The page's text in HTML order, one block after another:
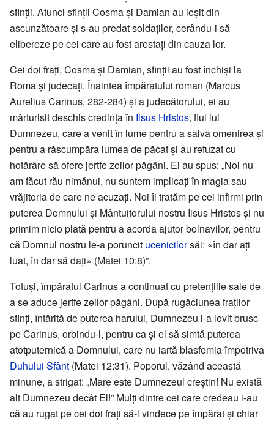
sfinții. Atunci sfinții Cosma și Damian au ieșit din
ascunzătoare și s-au predat soldaților, cerându-i să
elibereze pe cei care au fost arestați din cauza lor.
Cei doi frați, Cosma și Damian, sfinții au fost închiși la
Roma și judecați. Înaintea împăratului roman (Marcus
Aurelius Carinus, 282-284) și a judecătorului, ei au
mărturisit deschis credința în Iisus Hristos, fiul lui
Dumnezeu, care a venit în lume pentru a salva omenirea și
pentru a răscumpăra lumea de păcat și au refuzat cu
hotărâre să ofere jertfe zeilor păgâni. Ei au spus: „Noi nu
am făcut rău nimănui, nu suntem implicați în magia sau
vrăjitoria de care ne acuzați. Noi îi tratăm pe cei infirmi prin
puterea Domnului și Mântuitorului nostru Iisus Hristos și nu
primim nicio plată pentru a acorda ajutor bolnavilor, pentru
că Domnul nostru le-a poruncit ucenicilorsăi: «în dar ați
luat, în dar să dați» (Matei 10:8)”.
Totuși, împăratul Carinus a continuat cu pretențiile sale de
a se aduce jertfe zeilor păgâni. După rugăciunea fraților
sfinți, întărită de puterea harului, Dumnezeu l-a lovit brusc
pe Carinus, orbindu-l, pentru ca și el să simtă puterea
atotputernică a Domnului, care nu iartă blasfemia împotriva
Duhului Sfânt (Matei 12:31). Poporul, văzând această
minune, a strigat: „Mare este Dumnezeul creștin! Nu există
alt Dumnezeu decât El!” Mulți dintre cei care credeau i-au
că au rugat pe cei doi frați să-l vindece pe împărat și chiar